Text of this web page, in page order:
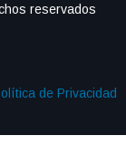
reservados
de Privacidad